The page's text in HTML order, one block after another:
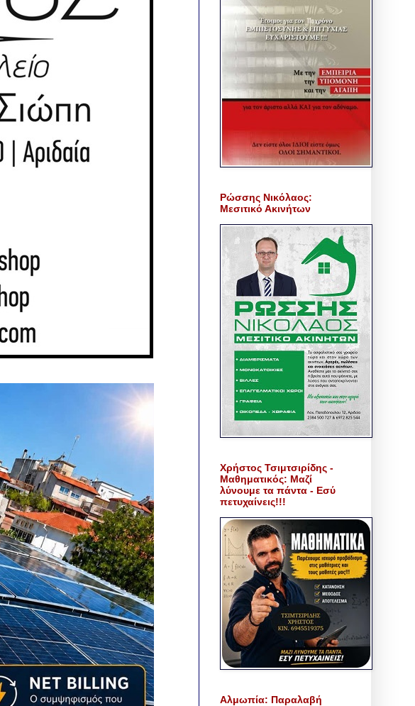
Ρώσσης Νικόλαος:
Μεσιτικό Ακινήτων
Χρήστος Τσιμτσιρίδης -
Μαθηματικός: Μαζί
λύνουμε τα πάντα - Εσύ
πετυχαίνεις!!!
Αλμωπία: Παραλαβή